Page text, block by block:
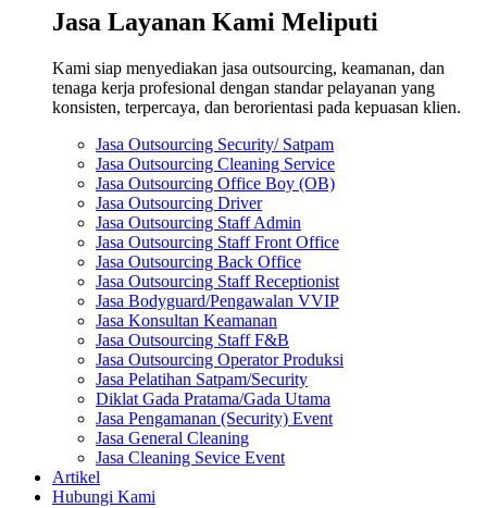
Jasa Layanan Kami Meliputi
Kami siap menyediakan jasa outsourcing, keamanan, dan
tenaga kerja profesional dengan standar pelayanan yang
konsisten, terpercaya, dan berorientasi pada kepuasan klien.
Jasa Outsourcing Security/ Satpam
Jasa Outsourcing Cleaning Service
Jasa Outsourcing Office Boy (OB)
Jasa Outsourcing Driver
Jasa Outsourcing Staff Admin
Jasa Outsourcing Staff Front Office
Jasa Outsourcing Back Office
Jasa Outsourcing Staff Receptionist
Jasa Bodyguard/Pengawalan VVIP
Jasa Konsultan Keamanan
Jasa Outsourcing Staff F&B
Jasa Outsourcing Operator Produksi
Jasa Pelatihan Satpam/Security
Diklat Gada Pratama/Gada Utama
Jasa Pengamanan (Security) Event
Jasa General Cleaning
Jasa Cleaning Sevice Event
Artikel
Hubungi Kami